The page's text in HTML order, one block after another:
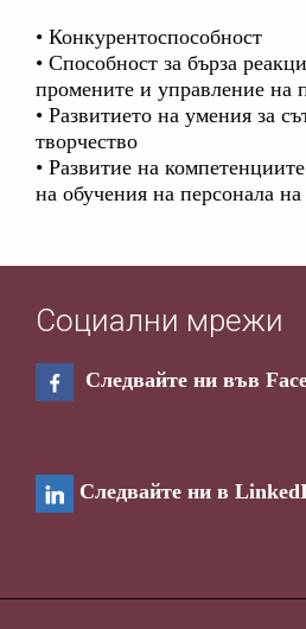
• Конкурентоспособност
• Способност за бърза
промените и управление на
• Развитието на умения за
творчество
• Развитие на
на обучения на персонала
Социални мрежи
Следвайте ни във
Следвайте ни в